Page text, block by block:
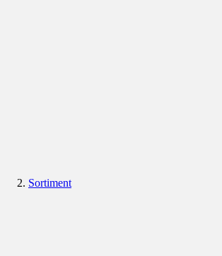
Sortiment